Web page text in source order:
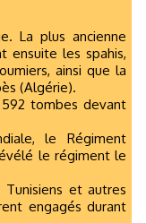
La plus ancienne
ensuite les spahis,
ainsi que la
(Algérie).
tombes devant
le Régiment
le régiment le
Tunisiens et autres
engagés durant